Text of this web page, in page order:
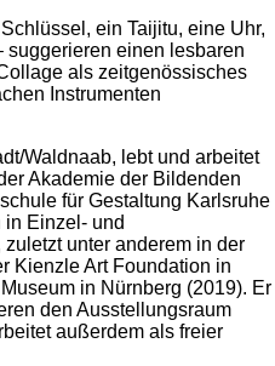
ein Taijitu, eine Uhr,
einen lesbaren
als zeitgenössisches
Instrumenten
Waldnaab, lebt und arbeitet
Akademie der Bildenden
für Gestaltung Karlsruhe
in Einzel- und
unter anderem in der
Kienzle Art Foundation in
in Nürnberg (2019). Er
den Ausstellungsraum
außerdem als freier